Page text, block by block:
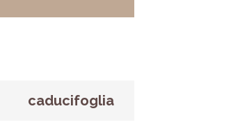
caducifoglia